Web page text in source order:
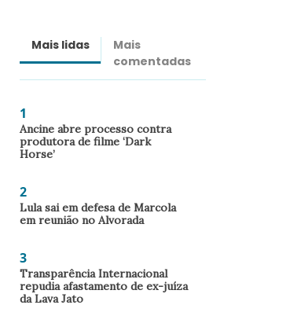
Mais lidas
Mais
comentadas
1
Ancine abre processo contra
produtora de filme ‘Dark
Horse’
2
Lula sai em defesa de Marcola
em reunião no Alvorada
3
Transparência Internacional
repudia afastamento de ex-juíza
da Lava Jato